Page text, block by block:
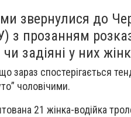
звернулися до
з прозанням
задіяні у них
зараз спостерігається
чоловічими.
21 жінка-водійка